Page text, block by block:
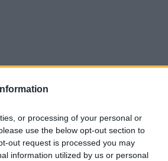
or processing of your personal or
use the below opt-out section to
out request is processed you may
information utilized by us or personal